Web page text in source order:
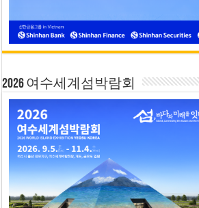
2026 여수세계섬박람회